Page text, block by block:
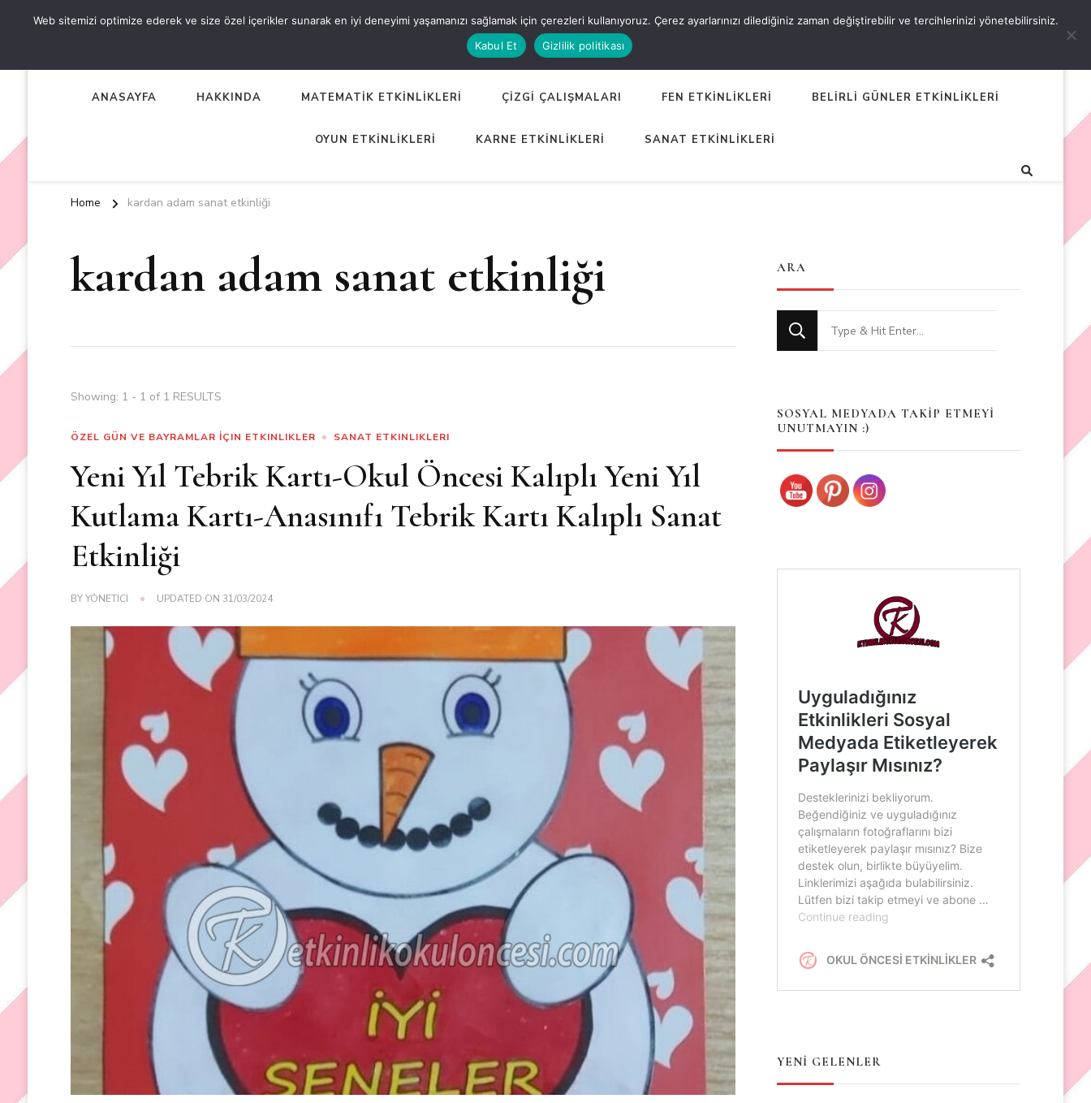
OKUL ÖNCESİ ETKİNLİKLER
ANASAYFA HAKKINDA MATEMATİK ETKİNLİKLERİ ÇİZGİ ÇALIŞMALARI FEN ETKİNLİKLERİ BELİRLİ GÜNLER ETKİNLİKLERİ
OYUN ETKİNLİKLERİ KARNE ETKİNLİKLERİ SANAT ETKİNLİKLERİ
Home kardan adam sanat etkinliği
kardan adam sanat etkinliği
Showing: 1 - 1 of 1 RESULTS
ÖZEL GÜN VE BAYRAMLAR İÇIN ETKINLIKLER SANAT ETKINLIKLERI
Yeni Yıl Tebrik Kartı-Okul Öncesi Kalıplı Yeni Yıl
Kutlama Kartı-Anasınıfı Tebrik Kartı Kalıplı Sanat
Etkinliği
BYYÖNETICI UPDATED ON 31/03/2024
ARA
Looking
for
SOSYAL MEDYADA TAKİP ETMEYİ
UNUTMAYIN :)
YENİ GELENLER
Web sitemizi optimize ederek ve size özel içerikler sunarak en iyi deneyimi yaşamanızı sağlamak için çerezleri kullanıyoruz. Çerez ayarlarınızı dilediğiniz zaman değiştirebilir ve tercihlerinizi yönetebilirsiniz.
Kabul Et
Gizlilik politikası